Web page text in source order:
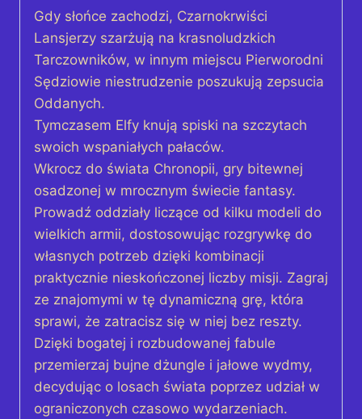
Gdy słońce zachodzi, Czarnokrwiści
Lansjerzy szarżują na krasnoludzkich
Tarczowników, w innym miejscu Pierworodni
Sędziowie niestrudzenie poszukują zepsucia
Oddanych.
Tymczasem Elfy knują spiski na szczytach
swoich wspaniałych pałaców.
Wkrocz do świata Chronopii, gry bitewnej
osadzonej w mrocznym świecie fantasy.
Prowadź oddziały liczące od kilku modeli do
wielkich armii, dostosowując rozgrywkę do
własnych potrzeb dzięki kombinacji
praktycznie nieskończonej liczby misji. Zagraj
ze znajomymi w tę dynamiczną grę, która
sprawi, że zatracisz się w niej bez reszty.
Dzięki bogatej i rozbudowanej fabule
przemierzaj bujne dżungle i jałowe wydmy,
decydując o losach świata poprzez udział w
ograniczonych czasowo wydarzeniach.